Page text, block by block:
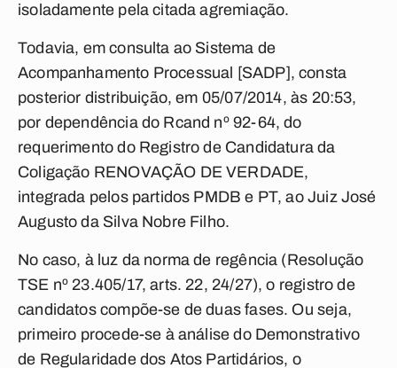
isoladamente pela citada agremiação.
Todavia, em consulta ao Sistema de
Acompanhamento Processual [SADP], consta
posterior distribuição, em 05/07/2014, às 20:53,
por dependência do Rcand nº 92-64, do
requerimento do Registro de Candidatura da
Coligação RENOVAÇÃO DE VERDADE,
integrada pelos partidos PMDB e PT, ao Juiz José
Augusto da Silva Nobre Filho.
No caso, à luz da norma de regência (Resolução
TSE nº 23.405/17, arts. 22, 24/27), o registro de
candidatos compõe-se de duas fases. Ou seja,
primeiro procede-se à análise do Demonstrativo
de Regularidade dos Atos Partidários, o